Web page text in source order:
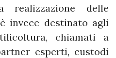
realizzazione delle
invece destinato agli
chiamati a
esperti, custodi